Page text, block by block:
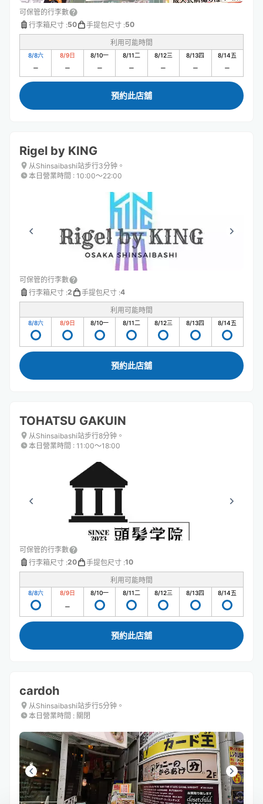
可保管的行李數
行李箱尺寸 :50 手提包尺寸 :50
利用可能時間
8/8六 8/9日 8/10一 8/11二 8/12三 8/13四 8/14五
預約此店舖
Rigel by KING
从Shinsaibashi站步行3分钟。
本日營業時間 : 10:00〜22:00
可保管的行李數
行李箱尺寸 :2 手提包尺寸 :4
利用可能時間
8/8六 8/9日 8/10一 8/11二 8/12三 8/13四 8/14五
預約此店舖
TOHATSU GAKUIN
从Shinsaibashi站步行8分钟。
本日營業時間 : 11:00〜18:00
可保管的行李數
行李箱尺寸 :20 手提包尺寸 :10
利用可能時間
8/8六 8/9日 8/10一 8/11二 8/12三 8/13四 8/14五
預約此店舖
cardoh
从Shinsaibashi站步行5分钟。
本日營業時間 : 關閉